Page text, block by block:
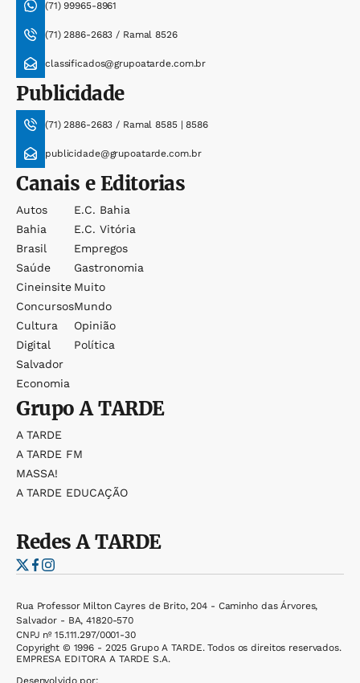
(71) 99965-8961
(71) 2886-2683 / Ramal 8526
classificados@grupoatarde.com.br
Publicidade
(71) 2886-2683 / Ramal 8585 | 8586
publicidade@grupoatarde.com.br
Canais e Editorias
Autos
Bahia
Brasil
Saúde
Cineinsite
Concursos
Cultura
Digital
Salvador
Economia
E.c. Bahia
E.c. Vitória
Empregos
Gastronomia
Muito
Mundo
Opinião
Política
GrupoA TARDE
A TARDE
A TARDE FM
MASSA!
A TARDE EDUCAÇÃO
RedesA TARDE
Rua Professor Milton Cayres de Brito, 204 - Caminho das Árvores,
Salvador - BA, 41820-570
CNPJ nº 15.111.297/0001-30
Copyright © 1996 - 2025 Grupo A TARDE. Todos os direitos reservados.
EMPRESA EDITORA A TARDE S.A.
Desenvolvido por: